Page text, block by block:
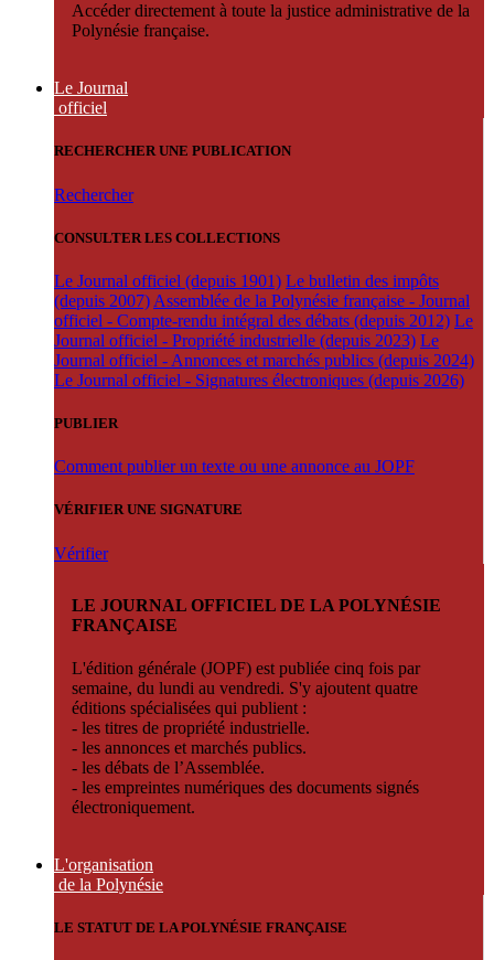
Accéder directement à toute la justice administrative de la
Polynésie française.
Le Journal
officiel
RECHERCHER UNE PUBLICATION
Rechercher
CONSULTER LES COLLECTIONS
Le Journal officiel (depuis 1901) Le bulletin des impôts
(depuis 2007) Assemblée de la Polynésie française - Journal
officiel - Compte-rendu intégral des débats (depuis 2012) Le
Journal officiel - Propriété industrielle (depuis 2023) Le
Journal officiel - Annonces et marchés publics (depuis 2024)
Le Journal officiel - Signatures électroniques (depuis 2026)
PUBLIER
Comment publier un texte ou une annonce au JOPF
VÉRIFIER UNE SIGNATURE
Vérifier
LE JOURNAL OFFICIEL DE LA POLYNÉSIE
FRANÇAISE
L'édition générale (JOPF) est publiée cinq fois par
semaine, du lundi au vendredi. S'y ajoutent quatre
éditions spécialisées qui publient :
- les titres de propriété industrielle.
- les annonces et marchés publics.
- les débats de l’Assemblée.
- les empreintes numériques des documents signés
électroniquement.
L'organisation
de la Polynésie
LE STATUT DE LA POLYNÉSIE FRANÇAISE